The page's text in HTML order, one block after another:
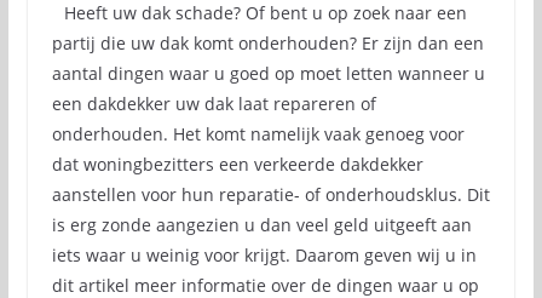
Heeft uw dak schade? Of bent u op zoek naar een
partij die uw dak komt onderhouden? Er zijn dan een
aantal dingen waar u goed op moet letten wanneer u
een dakdekker uw dak laat repareren of
onderhouden. Het komt namelijk vaak genoeg voor
dat woningbezitters een verkeerde dakdekker
aanstellen voor hun reparatie- of onderhoudsklus. Dit
is erg zonde aangezien u dan veel geld uitgeeft aan
iets waar u weinig voor krijgt. Daarom geven wij u in
dit artikel meer informatie over de dingen waar u op